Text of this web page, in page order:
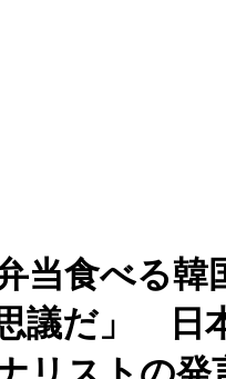
当食べる韓
議だ」 日